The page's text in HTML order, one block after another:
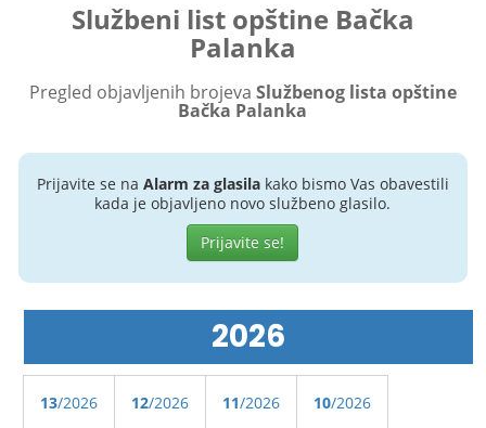
Službeni list opštine Bačka
Palanka
Pregled objavljenih brojeva Službenog lista opštine
Bačka Palanka
Prijavite se na Alarm za glasilakako bismo Vas obavestili
kada je objavljeno novo službeno glasilo.
Prijavite se!
2026
13/2026 12/2026 11/2026 10/2026